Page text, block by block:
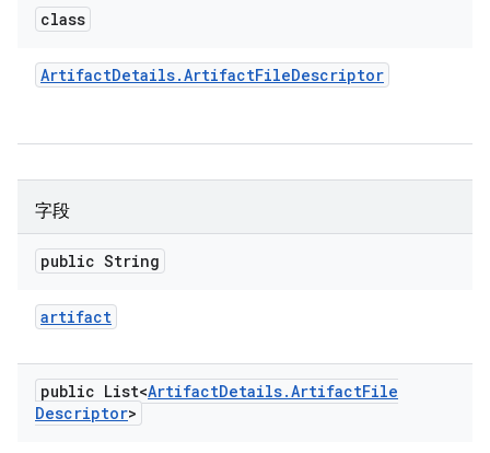
class
ArtifactDetails.ArtifactFileDescriptor
字段
public String
artifact
public List<ArtifactDetails.ArtifactFile
Descriptor>